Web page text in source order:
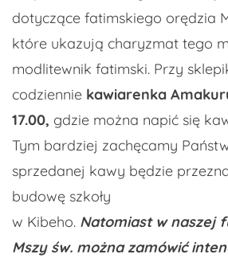
dotyczące fatimskiego orędzia
które ukazują charyzmat tego
modlitewnik fatimski. Przy
codziennie kawiarenka
17.00, gdzie można napić się
Tym bardziej zachęcamy
sprzedanej kawy będzie
budowę szkoły
w Kibeho. Natomiast w naszej
Mszy św. można zamówić